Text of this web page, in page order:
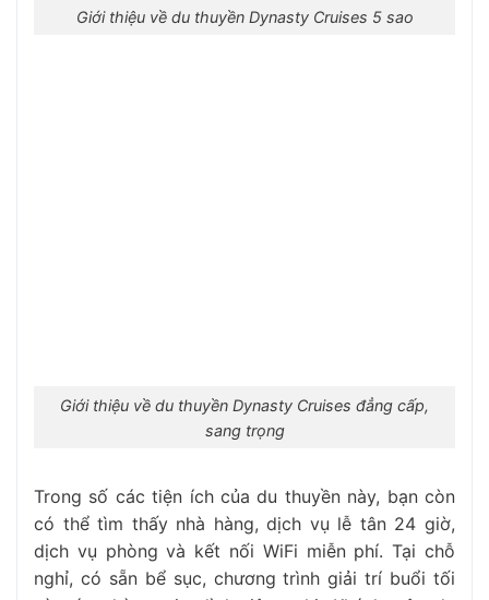
Giới thiệu về du thuyền Dynasty Cruises 5 sao
Giới thiệu về du thuyền Dynasty Cruises đẳng cấp,
sang trọng
Trong số các tiện ích của du thuyền này, bạn còn
có thể tìm thấy nhà hàng, dịch vụ lễ tân 24 giờ,
dịch vụ phòng và kết nối WiFi miễn phí. Tại chỗ
nghỉ, có sẵn bể sục, chương trình giải trí buổi tối